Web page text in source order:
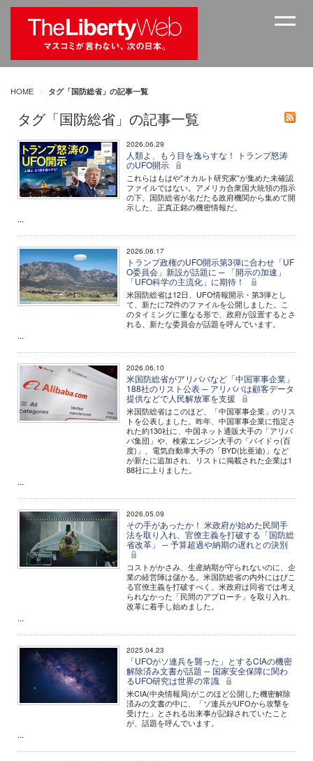
HOME タグ「国防総省」の記事一覧
タグ「国防総省」の記事一覧
2026.06.29
人類よ、もう目を逸らすな！ トランプ怒涛
のUFO開示
これらはもはや"オカルト研究家"が集めた未確認
ファイルではない。アメリカ合衆国大統領の指示
の下、国防総省が名だたる政府機関から集めて開
示した、正真正銘の機密情報だ。
...
2026.06.17
トランプ政権のUFO開示第3弾に合わせ「UF
O委員会」新設が話題に ─ 「開示の加速」
「UFO科学の主流化」に期待！
米国防総省は12日、UFO情報開示・第3弾とし
て、新たに72件のファイルを公開しました。こ
のタイミングに重なる形で、政府が設置するとさ
れる、新たな委員会が話題を呼んでいます。
...
2026.06.10
米国防総省がアリババなど「中国軍事企業」
188社のリスト公表 ─ アリババは顧客データ
提供などで人民解放軍を支援
米国防総省はこのほど、「中国軍事企業」のリス
トを公表しました。昨年、中国軍事企業に指定さ
れた約130社に、中国ネット通販大手の「アリバ
バ集団」や、検索エンジン大手の「バイドゥ(百
度)」、電気自動車大手の「BYD(比亜迪)」など
が新たに追加され、リストに掲載された企業は1
88社に上りました。
...
2026.05.09
その手があったか！ 米政府が始めた民間手
法を取り入れ、官僚主義を打破する「国防総
省改革」 ─ 予算超過や納期の遅れとの決別
コストがかさみ、生産納期が守られないのに、企
業の経営陣は儲かる。米国防総省の内外にはびこ
る官僚主義を打破すべく、米政府は同省では考え
られなかった「民間のアプローチ」を取り入れ、
改革に着手し始めました。
...
2025.04.23
「UFOがソ連兵を襲った」とするCIAの機密
解除済み文書が話題 ─ 国家安全保障に関わ
るUFO研究は世界の常識
米CIA(中央情報局)がこのほど公開した機密解除
済みの文書の中に、「ソ連兵がUFOから攻撃を
受けた」とされる出来事が記録されていたこと
が、話題を呼んでいます。
...